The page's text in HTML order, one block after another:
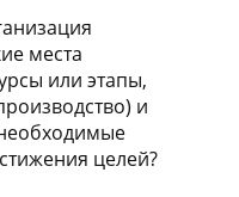
места
или этапы,
и
целей?